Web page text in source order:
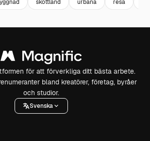
skottland urbana resa
för att förverkliga ditt bästa arbete.
bland kreatörer, företag, byråer
och studior.
Svenska